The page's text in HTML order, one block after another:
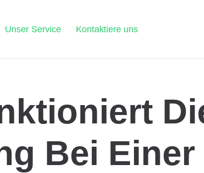
Unser Service Kontaktiere uns
Bei Einer